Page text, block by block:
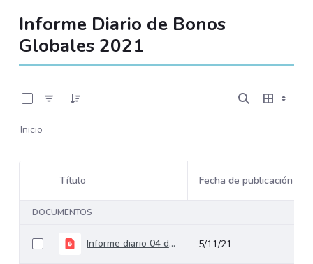
Informe Diario de Bonos
Globales 2021
Inicio
Selección del elemento
Título Fecha de publicación
DOCUMENTOS
Informe diario 04 de noviembre de 2021 5/11/21